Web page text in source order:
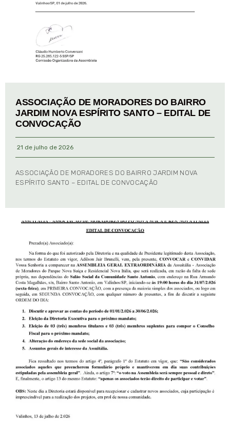
ASSOCIAÇÃO DE MORADORES DO BAIRRO
JARDIM NOVA ESPÍRITO SANTO – EDITAL DE
CONVOCAÇÃO
21 de julho de 2026
ASSOCIAÇÃO DE MORADORES DO BAIRRO JARDIM NOVA
ESPÍRITO SANTO – EDITAL DE CONVOCAÇÃO